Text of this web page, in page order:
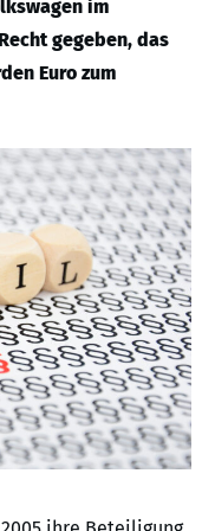
im
gegeben, das
Euro zum